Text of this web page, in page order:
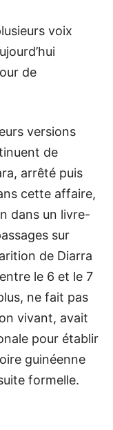
voix
de
versions
de
arrêté puis
cette affaire,
dans un livre-
sur
de Diarra
le 6 et le 7
ne fait pas
vivant, avait
pour établir
guinéenne
formelle.